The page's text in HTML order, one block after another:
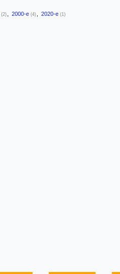
(2) 2000-е (4) 2020-е (1)